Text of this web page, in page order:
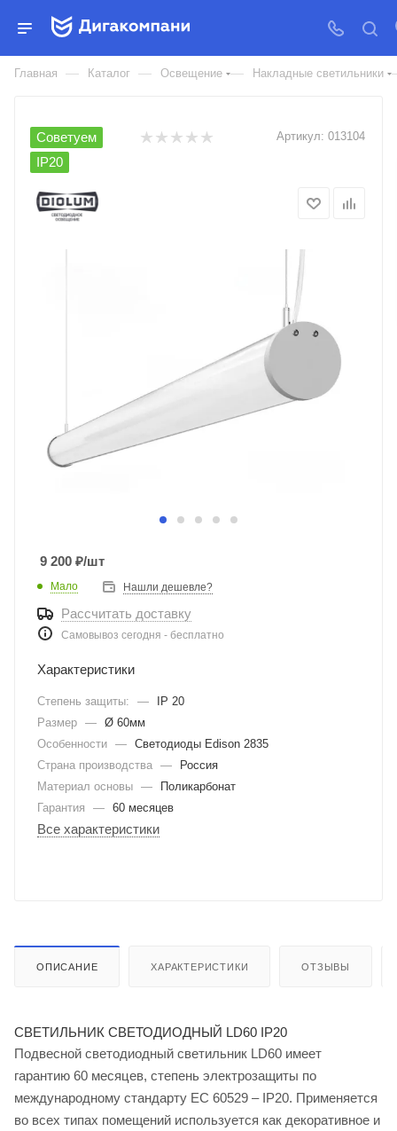
СВЕТИЛЬНИК СВЕТОДИОДНЫЙ
LD60 ДИОЛУМ
Главная — Каталог — Освещение — Накладные светильники
Советуем
IP20
Артикул: 013104
9 200 ₽/шт
Мало Нашли дешевле?
Рассчитать доставку
Самовывоз сегодня - бесплатно
Характеристики
Степень защиты: —
IP 20
Размер — Ø 60мм
Особенности — Светодиоды Edison 2835
Страна производства —
Россия
Материал основы —
Поликарбонат
Гарантия
— 60 месяцев
Все характеристики
ОПИСАНИЕ ХАРАКТЕРИСТИКИ ОТЗЫВЫ
СВЕТИЛЬНИК СВЕТОДИОДНЫЙ LD60 IP20
Подвесной светодиодный светильник LD60 имеет
гарантию 60 месяцев, степень электрозащиты по
международному стандарту ЕС 60529 – IP20. Применяется
во всех типах помещений используется как декоративное и